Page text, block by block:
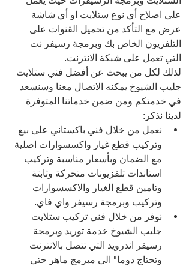
على اصلاح أي نوع ستلايت او أي شاشة
عرض مع التأكد من تحميل القنوات على
التلفزيون الخاص بك وبرمجة رسيفر نت
التي تعمل على شبكة الانترنت.
لذلك لكل من يبحث عن أفضل فني ستلايت
جليب الشيوخ يمكنه الاتصال معنا وسنسعد
في خدمتكم ومن ضمن خدماتنا المتوفرة
لدينا نذكر:
نعمل من خلال فني باكستاني على بيع
وتركيب قطع غيار واكسسوارات اصلية
مع الضمان وبأسعار مناسبة وتركيب
استاندات تلفزيونات متحركة وثابتة
وتامين قطع الغيار والاكسسوارات
وتركيب وبرمجة رسيفر واي فاي.
نوفر من خلال فني تركيب ستلايت
جليب الشيوخ خدمة توريد وبرمجة
رسيفر اندرويد التي تتصل بالانترنت
وتحتاج دوما" الى مبرمج ماهر حتى